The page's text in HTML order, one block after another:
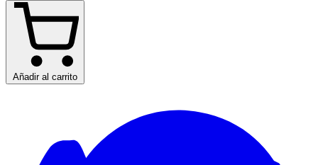
Añadir al carrito